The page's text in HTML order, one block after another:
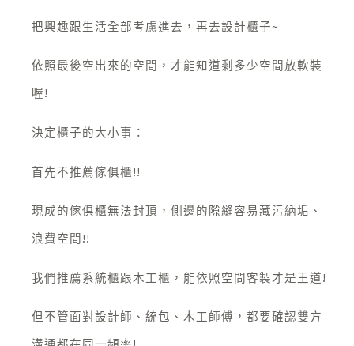
把興趣跟生活全部考慮進去，再去設計櫃子~
依照最後空出來的空間，才能知道剩多少空間放軟裝
喔!
決定櫃子的大小事：
首先不推薦傢俱櫃!!
現成的傢俱櫃無法封頂，側邊的隙縫容易藏污納垢、
浪費空間!!
我們推薦系統櫃跟木工櫃，能依照空間客製才是王道!
但不管面對設計師、統包、木工師傅，都要確認雙方